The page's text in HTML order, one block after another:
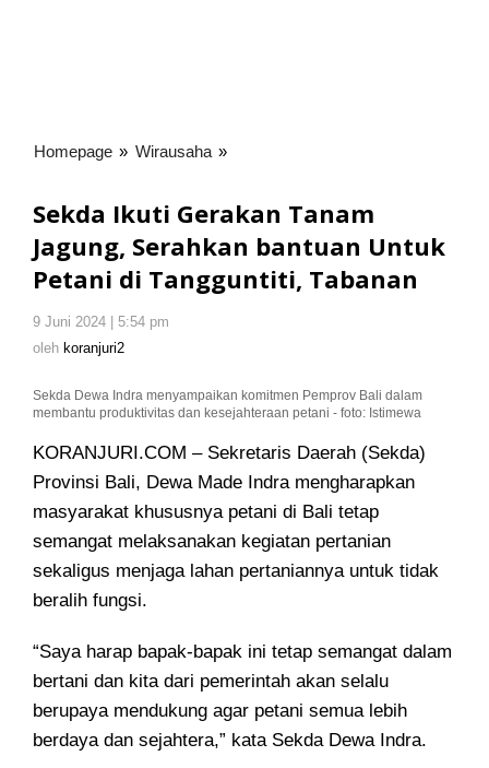
Homepage » Wirausaha »
Tanam
Jagung,
Serahkan
Tangguntiti,
Tabanan
Sekda Ikuti Gerakan Tanam
Jagung, Serahkan bantuan Untuk
Petani di Tangguntiti, Tabanan
9 Juni 2024 | 5:54 pm
oleh koranjuri2
Sekda Dewa Indra menyampaikan komitmen Pemprov Bali dalam
membantu produktivitas dan kesejahteraan petani - foto: Istimewa
KORANJURI.COM – Sekretaris Daerah (Sekda)
Provinsi Bali, Dewa Made Indra mengharapkan
masyarakat khususnya petani di Bali tetap
semangat melaksanakan kegiatan pertanian
sekaligus menjaga lahan pertaniannya untuk tidak
beralih fungsi.
“Saya harap bapak-bapak ini tetap semangat dalam
bertani dan kita dari pemerintah akan selalu
berupaya mendukung agar petani semua lebih
berdaya dan sejahtera,” kata Sekda Dewa Indra.